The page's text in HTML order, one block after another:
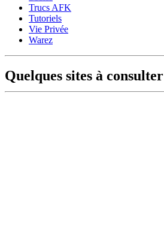
Trucs AFK
Tutoriels
Vie Privée
Warez
Quelques sites à consulter